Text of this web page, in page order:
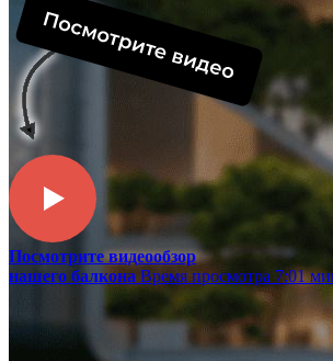
Посмотрите видеообзор
нашего балкона Время просмотра 7:01